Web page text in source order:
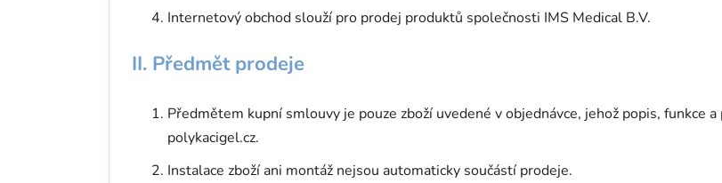
Internetový obchod slouží pro prodej produktů společnosti IMS Medical B.V.
II. Předmět prodeje
Předmětem kupní smlouvy je pouze zboží uvedené v objednávce, jehož popis, funkce
polykacigel.cz.
Instalace zboží ani montáž nejsou automaticky součástí prodeje.